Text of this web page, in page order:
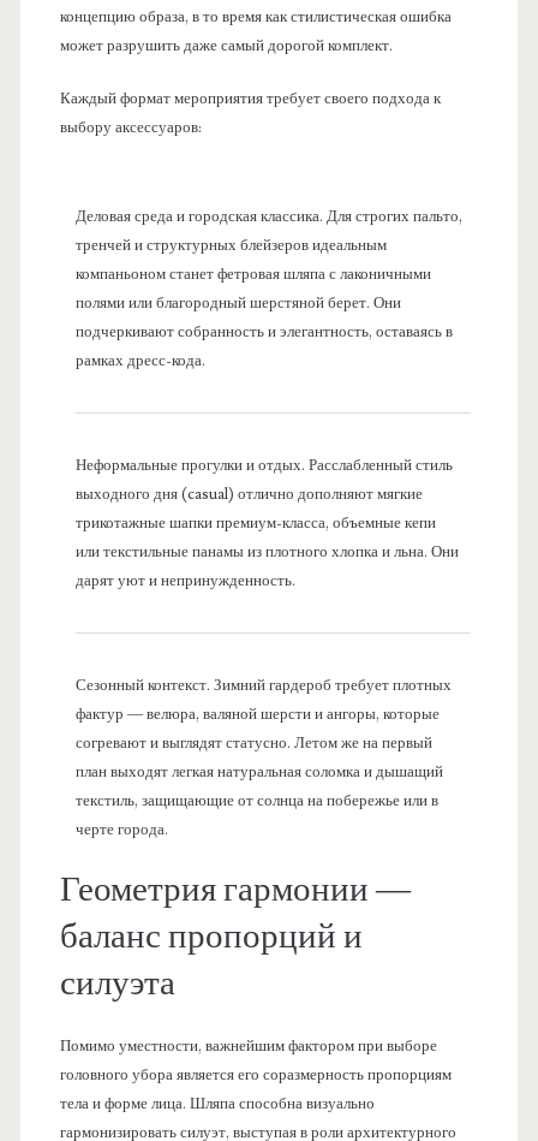
концепцию образа, в то время как стилистическая ошибка
может разрушить даже самый дорогой комплект.
Каждый формат мероприятия требует своего подхода к
выбору аксессуаров:
Деловая среда и городская классика. Для строгих пальто,
тренчей и структурных блейзеров идеальным
компаньоном станет фетровая шляпа с лаконичными
полями или благородный шерстяной берет. Они
подчеркивают собранность и элегантность, оставаясь в
рамках дресс-кода.
Неформальные прогулки и отдых. Расслабленный стиль
выходного дня (casual) отлично дополняют мягкие
трикотажные шапки премиум-класса, объемные кепи
или текстильные панамы из плотного хлопка и льна. Они
дарят уют и непринужденность.
Сезонный контекст. Зимний гардероб требует плотных
фактур — велюра, валяной шерсти и ангоры, которые
согревают и выглядят статусно. Летом же на первый
план выходят легкая натуральная соломка и дышащий
текстиль, защищающие от солнца на побережье или в
черте города.
Геометрия гармонии —
баланс пропорций и
силуэта
Помимо уместности, важнейшим фактором при выборе
головного убора является его соразмерность пропорциям
тела и форме лица. Шляпа способна визуально
гармонизировать силуэт, выступая в роли архитектурного